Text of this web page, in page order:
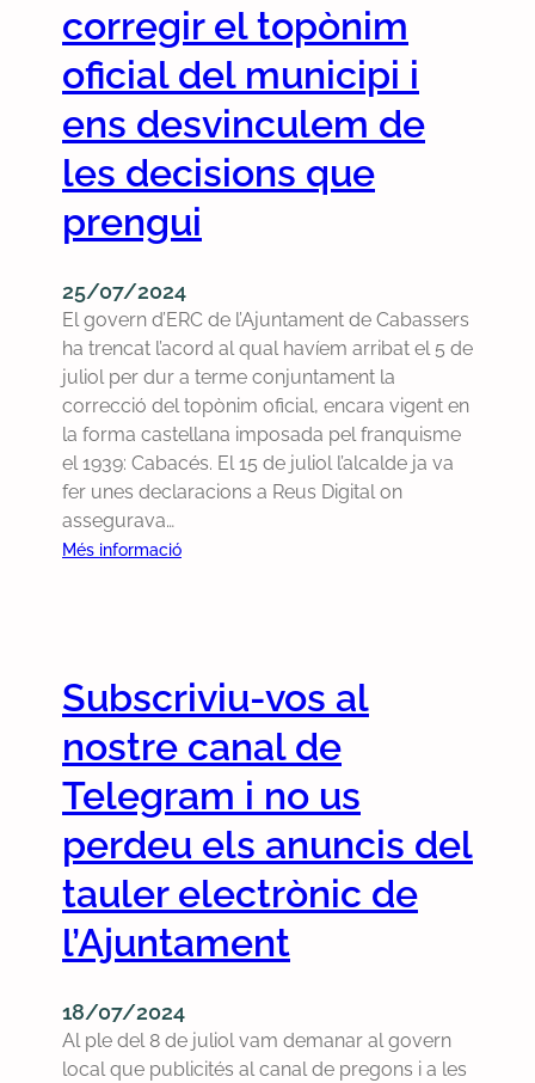
f
o
r
m
,
ú
m
.
4
j
u
l
o
0
2
4
corregir el topònim
oficial del municipi i
ens desvinculem de
les decisions que
prengui
25/07/2024
El govern d’ERC de l’Ajuntament de Cabassers
ha trencat l’acord al qual havíem arribat el 5 de
juliol per dur a terme conjuntament la
correcció del topònim oficial, encara vigent en
la forma castellana imposada pel franquisme
el 1939: Cabacés. El 15 de juliol l’alcalde ja va
fer unes declaracions a Reus Digital on
assegurava…
Més informació:
t
a
m
q
u
e
l
o
v
e
Subscriviu-vos al
nostre canal de
Telegram i no us
perdeu els anuncis del
tauler electrònic de
l’Ajuntament
18/07/2024
Al ple del 8 de juliol vam demanar al govern
local que publicités al canal de pregons i a les